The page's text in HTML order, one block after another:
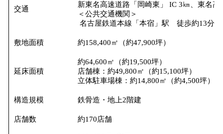
交通
新東名高速道路「岡崎東」 IC 3㎞、東名
＜公共交通機関＞
名古屋鉄道本線「本宿」駅 徒歩約13分
敷地面積 約158,400㎡（約47,900坪）
延床面積
約64,600㎡（約19,500坪）
店舗棟：約49,800㎡（約15,100坪）
立体駐車場棟：約14,800㎡（約4,500坪）
構造規模 鉄骨造・地上2階建
店舗数 約170店舗